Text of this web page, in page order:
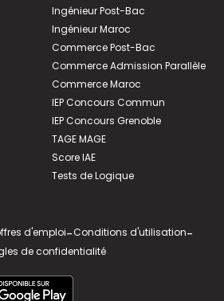
Ingénieur Post-Bac
Ingénieur Maroc
Commerce Post-Bac
Commerce Admission Parallèle
Commerce Maroc
IEP Concours Commun
IEP Concours Grenoble
TAGE MAGE
Score IAE
Tests de Logique
d'emploi-Conditions d'utilisation-
de confidentialité